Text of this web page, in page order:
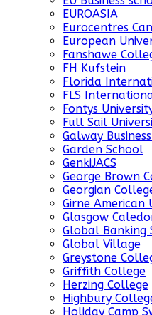
EUROASIA
Eurocentres
European
Fanshawe
FH Kufstein
Florida
FLS
Fontys
Full Sail
Galway
Garden School
GenkiJACS
George Brown
Georgian
Girne American
Glasgow
Global Banking
Global Village
Greystone
Griffith College
Herzing College
Highbury
Holiday Camp